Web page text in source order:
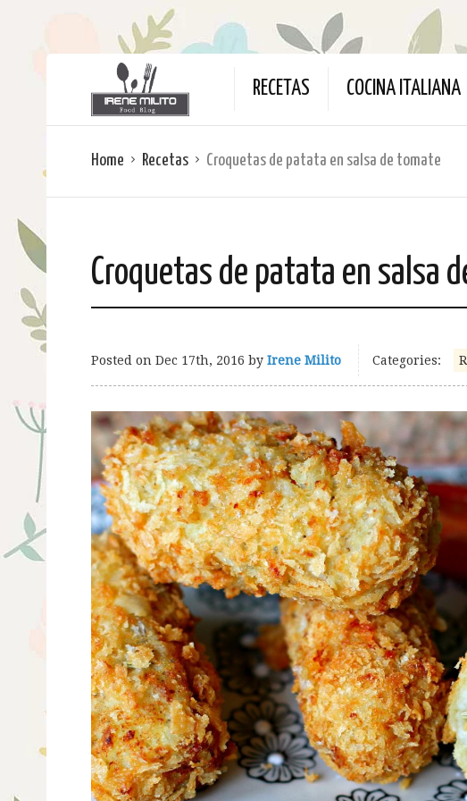
RECETAS COCINA ITALIANA
Home Recetas Croquetas de patata en salsa de tomate
Croquetas de patata en salsa
Posted on Dec 17th, 2016 by Irene Milito Categories: